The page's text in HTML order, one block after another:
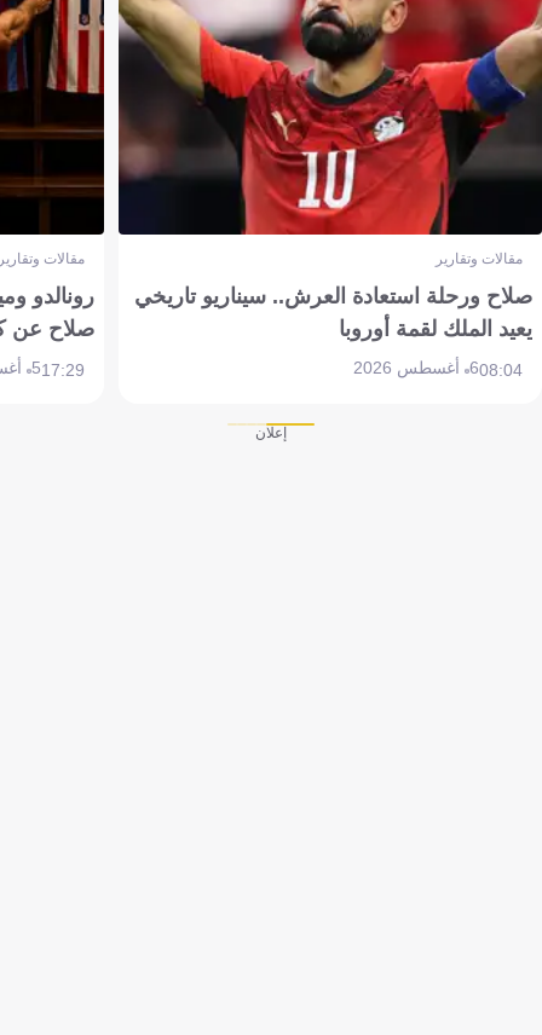
مقالات وتقارير
صلاح ورحلة استعادة العرش.. سيناريو تاريخي
يعيد الملك لقمة أوروبا
08:046 أغسطس 2026
مقالات
رونالدو
صلاح عن
17:295 أغسطس 2026
إعلان